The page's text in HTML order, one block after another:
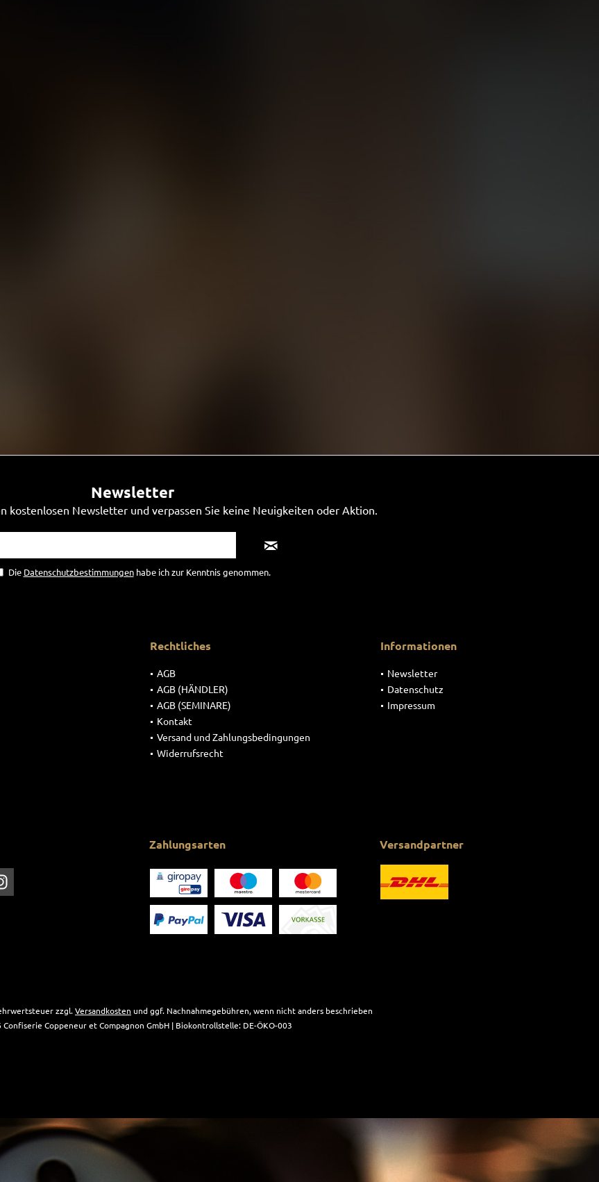
Newsletter
kostenlosen Newsletter und verpassen Sie keine Neuigkeiten oder Aktion.
Die Datenschutzbestimmungenhabe ich zur Kenntnis genommen.
Rechtliches
AGB
AGB (HÄNDLER)
AGB (SEMINARE)
Kontakt
Versand und Zahlungsbedingungen
Widerrufsrecht
Informationen
Newsletter
Datenschutz
Impressum
Zahlungsarten Versandpartner
zzgl.Versandkosten und ggf. Nachnahmegebühren, wenn nicht anders beschrieben
Coppeneur et Compagnon GmbH | Biokontrollstelle: DE-ÖKO-003